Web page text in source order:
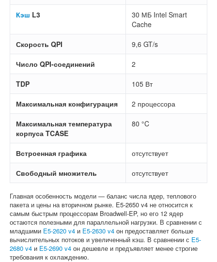
Кэш L3
30 МБ Intel Smart
Cache
Скорость QPI 9,6 GT/s
Число QPI-соединений 2
TDP 105 Вт
Максимальная конфигурация 2 процессора
Максимальная температура
корпуса TCASE
80 °C
Встроенная графика отсутствует
Свободный множитель отсутствует
Главная особенность модели — баланс числа ядер, теплового
пакета и цены на вторичном рынке. E5-2650 v4 не относится к
самым быстрым процессорам Broadwell-EP, но его 12 ядер
остаются полезными для параллельной нагрузки. В сравнении с
младшими E5-2620 v4 и E5-2630 v4 он предоставляет больше
вычислительных потоков и увеличенный кэш. В сравнении с E5-
2680 v4 и E5-2690 v4 он дешевле и предъявляет менее строгие
требования к охлаждению.